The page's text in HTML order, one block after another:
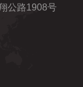
公路1908号